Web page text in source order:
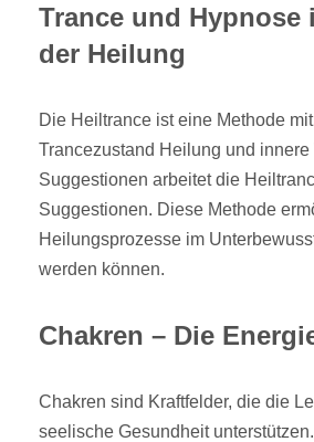
Trance und
der Heilung
Die Heiltrance ist eine Methode
Trancezustand Heilung und
Suggestionen arbeitet die
Suggestionen. Diese Methode
Heilungsprozesse im
werden können.
Chakren – Die
Chakren sind Kraftfelder, die die
seelische Gesundheit